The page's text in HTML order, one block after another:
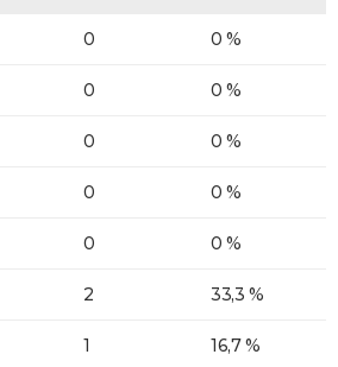
0 0 %
0 0 %
0 0 %
0 0 %
0 0 %
2 33,3 %
1 16,7 %